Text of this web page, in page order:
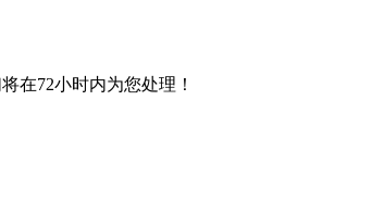
在72小时内为您处理！